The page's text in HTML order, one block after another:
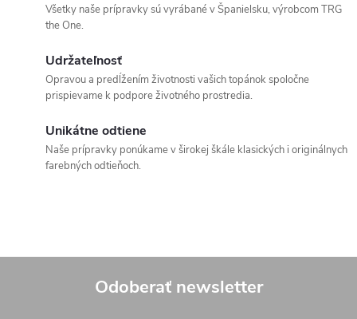
Všetky naše prípravky sú vyrábané v Španielsku, výrobcom TRG
the One.
Udržateľnosť
Opravou a predĺžením životnosti vašich topánok spoločne
prispievame k podpore životného prostredia.
Unikátne odtiene
Naše prípravky ponúkame v širokej škále klasických i originálnych
farebných odtieňoch.
Odoberať newsletter